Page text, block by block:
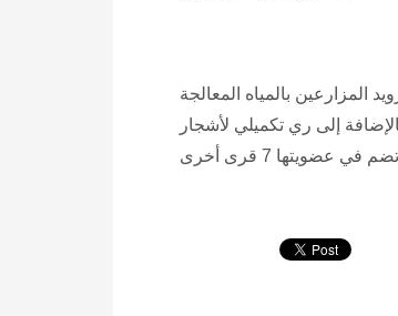
المزارعين بالمياه المعالجة
إلى ري تكميلي لأشجار